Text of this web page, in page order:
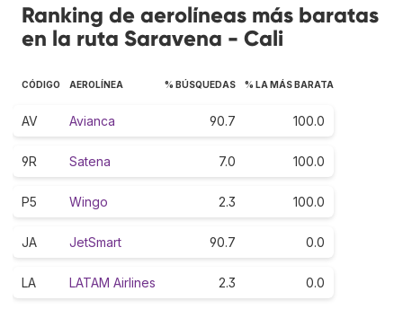
Ranking de aerolíneas más baratas
en la ruta Saravena - Cali
CÓDIGO AEROLÍNEA % BÚSQUEDAS % LA MÁS BARATA
AV Avianca 90.7 100.0
9R Satena 7.0 100.0
P5 Wingo 2.3 100.0
JA JetSmart 90.7 0.0
LA LATAM Airlines 2.3 0.0